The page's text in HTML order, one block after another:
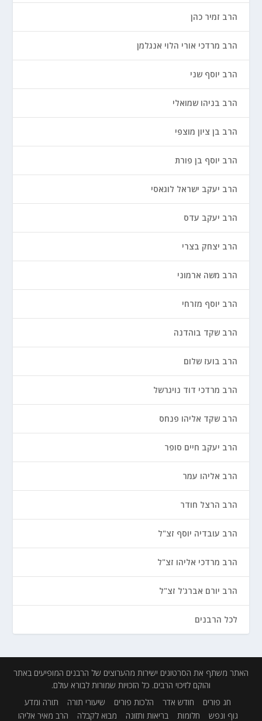
הרב זמיר כהן
הרב מרדכי אורי הלוי אנגלמן
הרב יוסף שני
הרב בניהו שמואלי
הרב בן ציון מוצפי
הרב יוסף בן פורת
הרב יעקב ישראל לוגאסי
הרב יעקב עדס
הרב יצחק בצרי
הרב משה ארמוני
הרב יוסף מזרחי
הרב שקד בוהדנה
הרב בועז שלום
הרב מרדכי דוד נויגרשל
הרב שקד אליהו פנחס
הרב יעקב חיים סופר
הרב אליהו עמר
הרב הרצל חודר
הרב עובדיה יוסף זצ"ל
הרב מרדכי אליהו זצ"ל
הרב יורם אברג'ל זצ"ל
לכל הרבנים
האתר משתף את הסרטונים ישירות מהערוצים של הרבנים המופיעים באתר
והוקם לזיכוי הרבים. כל הזכויות שמורות לבורא עולם.
חג פורים
חודש אדר הלכות פורים שיעורי תורה
תורה ומדע
גוף ונפש
חלומות בריאות ותזונה מבוא לקבלה הרב מאיר אליהו